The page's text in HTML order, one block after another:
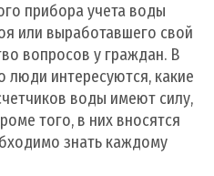
прибора учета воды
или выработавшего свой
вопросов у граждан. В
люди интересуются, какие
воды имеют силу,
того, в них вносятся
знать каждому